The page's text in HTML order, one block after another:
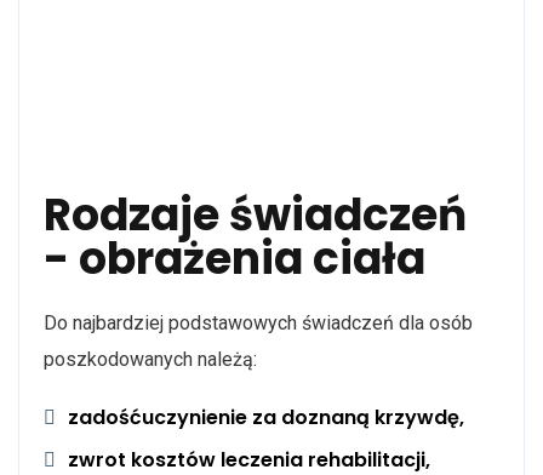
Rodzaje świadczeń
- obrażenia ciała
Do najbardziej podstawowych świadczeń dla osób
poszkodowanych należą:
zadośćuczynienie za doznaną krzywdę,
zwrot kosztów leczenia rehabilitacji,